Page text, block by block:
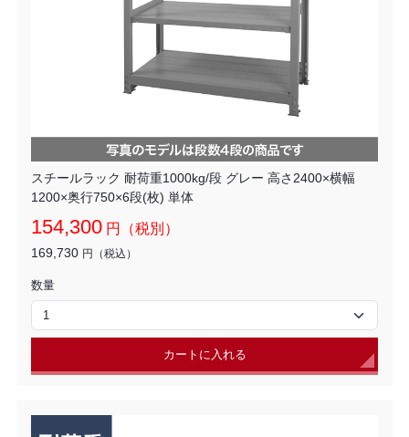
スチールラック 耐荷重1000kg/段 グレー 高さ2400×横幅
1200×奥行750×6段(枚) 単体
154,300 円（税別）
169,730 円（税込）
数量
カートに入れる